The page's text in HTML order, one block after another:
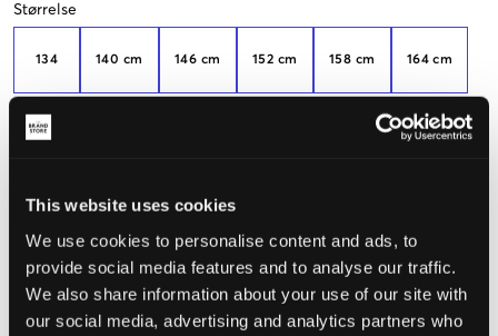
This website uses cookies
We use cookies to personalise content and ads, to
provide social media features and to analyse our traffic.
We also share information about your use of our site with
our social media, advertising and analytics partners who
Størrelse
134
igjen
140 cm 146 cm 152 cm 158 cm 164 cm
igjen
Liten Riktig Stor